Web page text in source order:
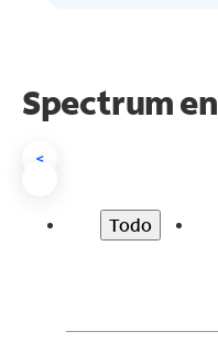
Spectrum en
<
Todo